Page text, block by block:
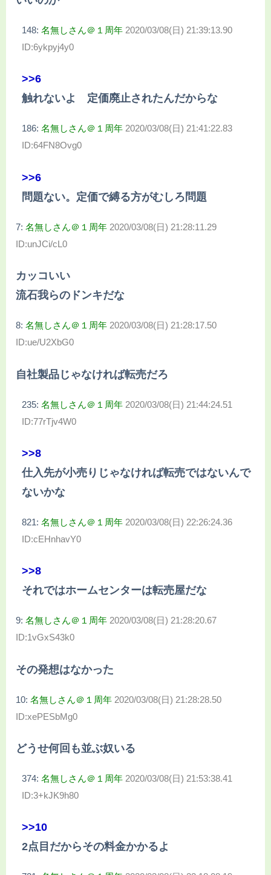
148: 名無しさん＠１周年 2020/03/08(日) 21:39:13.90
ID:6ykpyj4y0
>>6
触れないよ 定価廃止されたんだからな
186: 名無しさん＠１周年 2020/03/08(日) 21:41:22.83
ID:64FN8Ovg0
>>6
問題ない。定価で縛る方がむしろ問題
7: 名無しさん＠１周年 2020/03/08(日) 21:28:11.29
ID:unJCi/cL0
カッコいい
流石我らのドンキだな
8: 名無しさん＠１周年 2020/03/08(日) 21:28:17.50
ID:ue/U2XbG0
自社製品じゃなければ転売だろ
235: 名無しさん＠１周年 2020/03/08(日) 21:44:24.51
ID:77rTjv4W0
>>8
仕入先が小売りじゃなければ転売ではないんで
ないかな
821: 名無しさん＠１周年 2020/03/08(日) 22:26:24.36
ID:cEHnhavY0
>>8
それではホームセンターは転売屋だな
9: 名無しさん＠１周年 2020/03/08(日) 21:28:20.67
ID:1vGxS43k0
その発想はなかった
10: 名無しさん＠１周年 2020/03/08(日) 21:28:28.50
ID:xePESbMg0
どうせ何回も並ぶ奴いる
374: 名無しさん＠１周年 2020/03/08(日) 21:53:38.41
ID:3+kJK9h80
>>10
2点目だからその料金かかるよ